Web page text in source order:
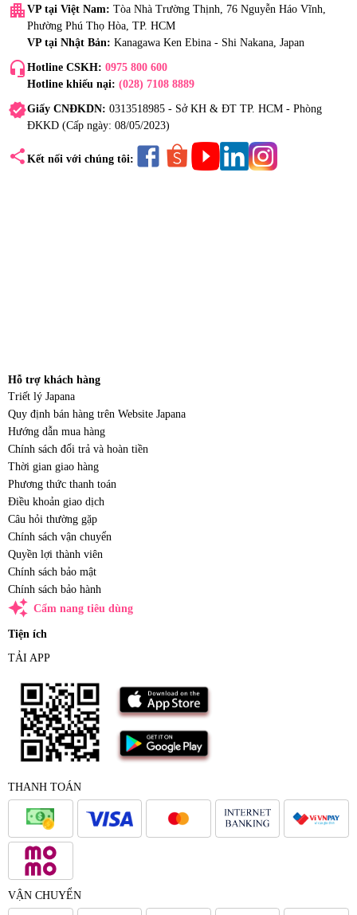
apartment VP tại Việt Nam: Tòa Nhà Trường Thịnh, 76 Nguyễn Háo Vĩnh,
Phường Phú Thọ Hòa, TP. HCM
VP tại Nhật Bản: Kanagawa Ken Ebina - Shi Nakana, Japan
headset_mic Hotline CSKH: 0975 800 600
Hotline khiếu nại: (028) 7108 8889
verifiedGiấy CNĐKDN: 0313518985 - Sở KH & ĐT TP. HCM - Phòng
ĐKKD (Cấp ngày: 08/05/2023)
share Kết nối với chúng tôi:
Hỗ trợ khách hàng
Triết lý Japana
Quy định bán hàng trên Website Japana
Hướng dẫn mua hàng
Chính sách đổi trả và hoàn tiền
Thời gian giao hàng
Phương thức thanh toán
Điều khoản giao dịch
Câu hỏi thường gặp
Chính sách vận chuyển
Quyền lợi thành viên
Chính sách bảo mật
Chính sách bảo hành
auto_awesome Cẩm nang tiêu dùng
Tiện ích
TẢI APP
THANH TOÁN
VẬN CHUYỂN